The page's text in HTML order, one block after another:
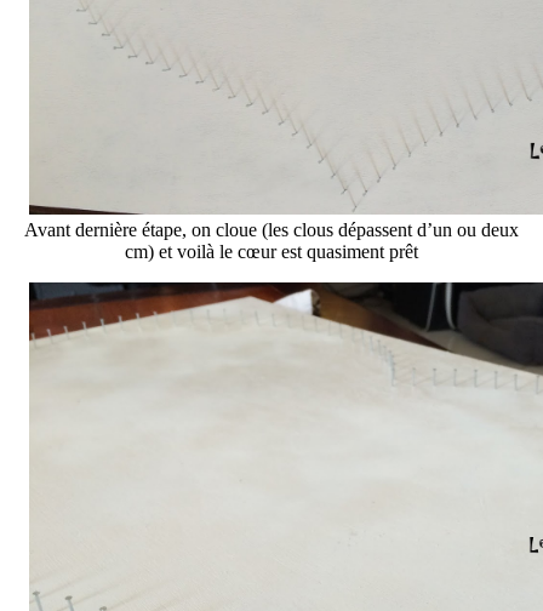
Avant dernière étape, on cloue (les clous dépassent d’un ou deux
cm) et voilà le cœur est quasiment prêt